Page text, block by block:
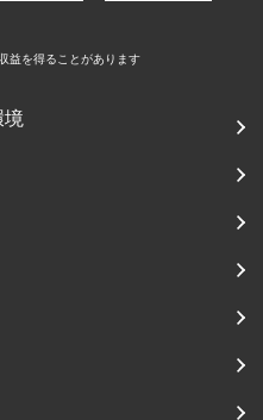
益を得ることがあります
境